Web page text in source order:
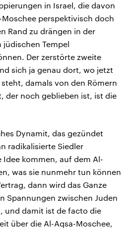
in Israel, die davon
perspektivisch doch
Rand zu drängen in der
Tempel
Der zerstörte zweite
sich ja genau dort, wo jetzt
damals von den Römern
der noch geblieben ist, ist die
Dynamit, das gezündet
radikalisierte Siedler
Idee kommen, auf dem Al-
was sie nunmehr tun können
dann wird das Ganze
Spannungen zwischen Juden
und damit ist de facto die
über die Al-Aqsa-Moschee,